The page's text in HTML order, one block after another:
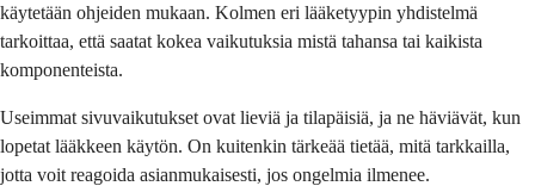
käytetään ohjeiden mukaan. Kolmen eri lääketyypin yhdistelmä
tarkoittaa, että saatat kokea vaikutuksia mistä tahansa tai kaikista
komponenteista.
Useimmat sivuvaikutukset ovat lieviä ja tilapäisiä, ja ne häviävät, kun
lopetat lääkkeen käytön. On kuitenkin tärkeää tietää, mitä tarkkailla,
jotta voit reagoida asianmukaisesti, jos ongelmia ilmenee.